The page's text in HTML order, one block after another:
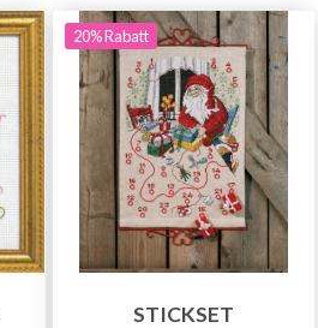
20% Rabatt
STICKSET